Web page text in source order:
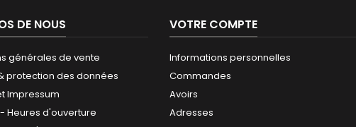
DE NOUS
générales de vente
protection des données
Impressum
Heures d'ouverture
VOTRE COMPTE
Informations personnelles
Commandes
Avoirs
Adresses